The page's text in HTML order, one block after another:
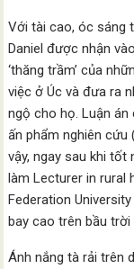
Với tài cao, óc sáng
Daniel được nhận
‘thăng trầm’ của
việc ở Úc và đưa ra
ngộ cho họ. Luận án
ấn phẩm nghiên cứu
vậy, ngay sau khi tốt
làm Lecturer in rural
Federation
bay cao trên bầu trời
Ánh nắng tà rải trên